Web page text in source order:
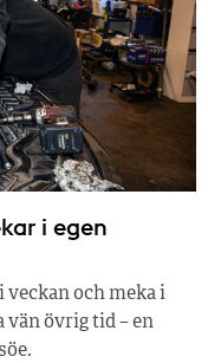
i egen
och meka i
vän övrig tid – en